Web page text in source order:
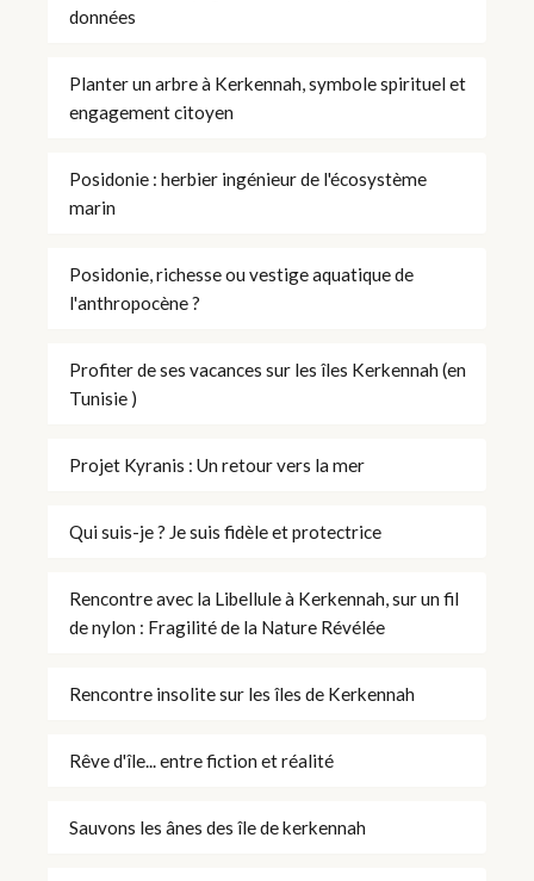
données
Planter un arbre à Kerkennah, symbole spirituel et
engagement citoyen
Posidonie : herbier ingénieur de l'écosystème
marin
Posidonie, richesse ou vestige aquatique de
l'anthropocène ?
Profiter de ses vacances sur les îles Kerkennah (en
Tunisie )
Projet Kyranis : Un retour vers la mer
Qui suis-je ? Je suis fidèle et protectrice
Rencontre avec la Libellule à Kerkennah, sur un fil
de nylon : Fragilité de la Nature Révélée
Rencontre insolite sur les îles de Kerkennah
Rêve d'île... entre fiction et réalité
Sauvons les ânes des île de kerkennah